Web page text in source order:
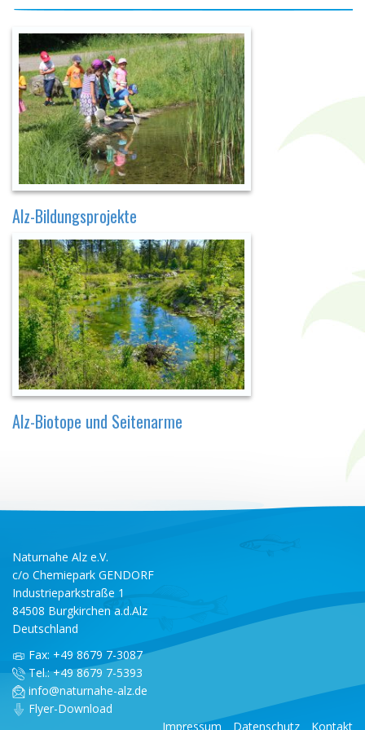
Alz-Bildungsprojekte
Alz-Biotope und Seitenarme
Naturnahe Alz e.V.
c/o Chemiepark GENDORF
Industrieparkstraße 1
84508 Burgkirchen a.d.Alz
Deutschland
Fax: +49 8679 7-3087
Tel.: +49 8679 7-5393
info@naturnahe-alz.de
Flyer-Download
Impressum
Datenschutz Kontakt